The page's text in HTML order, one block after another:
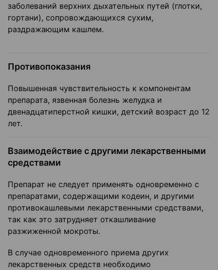
заболеваний верхних дыхательных путей (глотки,
гортани), сопровождающихся сухим,
раздражающим кашлем.
Противопоказания
Повышенная чувствительность к компонентам
препарата, язвенная болезнь желудка и
двенадцатиперстной кишки, детский возраст до 12
лет.
Взаимодействие с другими лекарственными
средствами
Препарат не следует применять одновременно с
препаратами, содержащими кодеин, и другими
противокашлевыми лекарственными средствами,
так как это затрудняет откашливание
разжиженной мокроты.
В случае одновременного приема других
лекарственных средств необходимо